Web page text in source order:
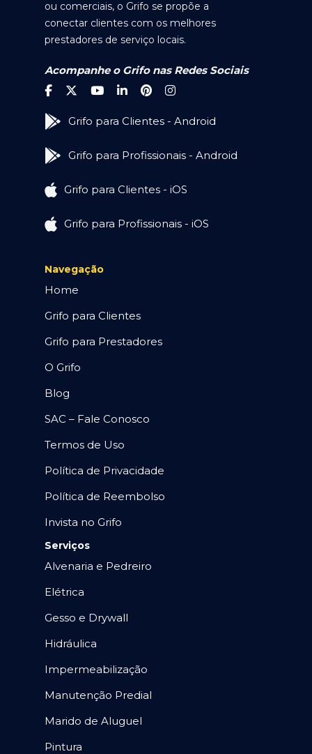
ou comerciais, o Grifo se propõe a
conectar clientes com os melhores
prestadores de serviço locais.
Acompanhe o Grifo nas Redes Sociais
Grifo para Clientes - Android
Grifo para Profissionais - Android
Grifo para Clientes - iOS
Grifo para Profissionais - iOS
Navegação
Home
Grifo para Clientes
Grifo para Prestadores
O Grifo
Blog
SAC – Fale Conosco
Termos de Uso
Política de Privacidade
Política de Reembolso
Invista no Grifo
Serviços
Alvenaria e Pedreiro
Elétrica
Gesso e Drywall
Hidráulica
Impermeabilização
Manutenção Predial
Marido de Aluguel
Pintura